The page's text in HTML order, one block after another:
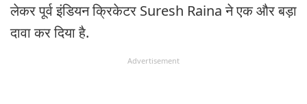
लेकर पूर्व इंडियन क्र‍िकेटर Suresh Raina ने एक और बड़ा
दावा कर दिया है.
Advertisement